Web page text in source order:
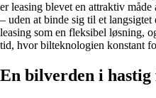
er leasing blevet en attraktiv
– uden at binde sig til et
leasing som en fleksibel løsning,
tid, hvor bilteknologien konstant
En bilverden i